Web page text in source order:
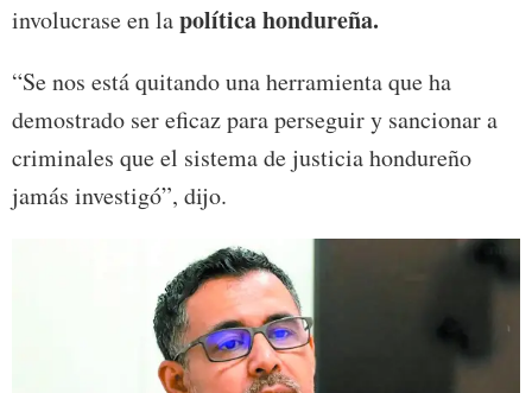
involucrase en lapolítica hondureña.
“Se nos está quitando una herramienta que ha
demostrado ser eficaz para perseguir y sancionar a
criminales que el sistema de justicia hondureño
jamás investigó”, dijo.